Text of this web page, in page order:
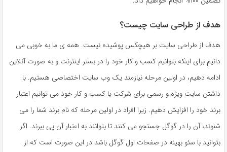
هدف از طراحی سایت چیست؟
هدف از طراحی سایت بر هیچکس پوشیده نیست. همه ی ما به خوبی می
دانیم برای اینکه بتوانیم کسب و کار خود را در بستر اینترنت و به صورت آنلاین
ادامه دهیم، در اولین مرحله نیازمند یک وب سایت اختصاصی هستیم. با
داشتن سایت ویژه و رسمی برای شرکت یا کسب و کار خود می توانیم اعتبار
برند خود را افزایش دهیم. زیرا افراد در اولین مرحله که نام برند شما را می
شنوند، آن را در گوگل جستجو می کنند تا بتوانند به اعتبار آن پی ببرند. اگر
بتوانید با سئو بهینه در صفحات اول گوگل باشد در این صورت است که از